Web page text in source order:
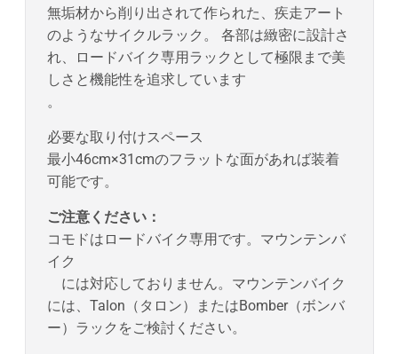
無垢材から削り出されて作られた、疾走アート
のようなサイクルラック。 各部は緻密に設計さ
れ、ロードバイク専用ラックとして極限まで美
しさと機能性を追求しています
。
必要な取り付けスペース
最小46cm×31cmのフラットな面があれば装着
可能です。
ご注意ください：
コモドはロードバイク専用です。マウンテンバ
イク
には対応しておりません。マウンテンバイク
には、Talon（タロン）またはBomber（ボンバ
ー）ラックをご検討ください。